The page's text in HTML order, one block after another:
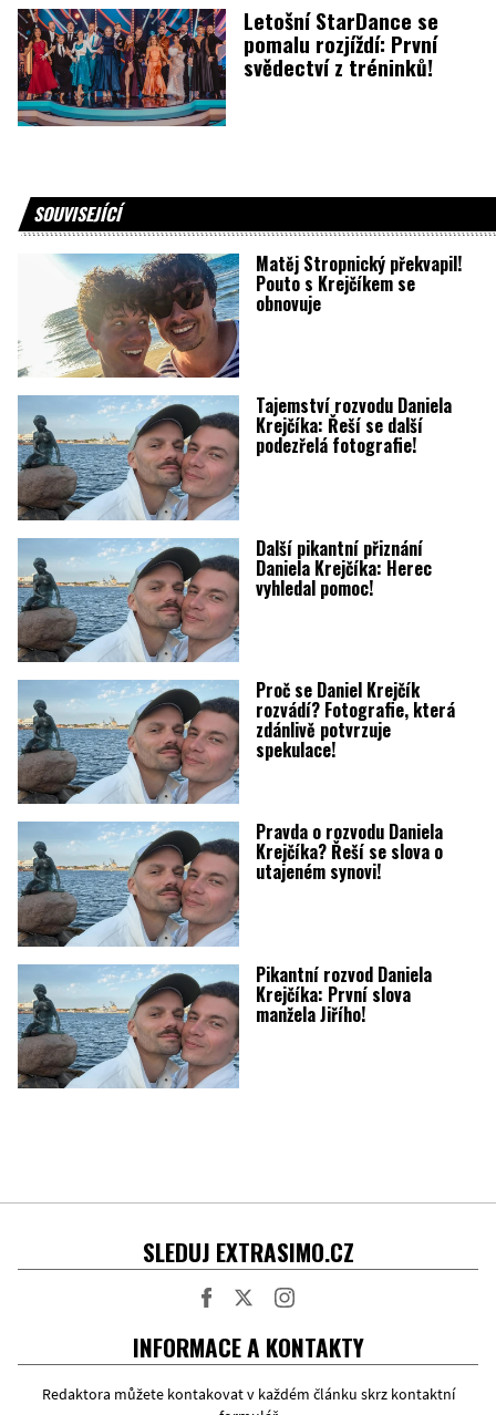
Letošní StarDance se
pomalu rozjíždí: První
svědectví z tréninků!
SOUVISEJÍCÍ
Matěj Stropnický překvapil!
Pouto s Krejčíkem se
obnovuje
Tajemství rozvodu Daniela
Krejčíka: Řeší se další
podezřelá fotografie!
Další pikantní přiznání
Daniela Krejčíka: Herec
vyhledal pomoc!
Proč se Daniel Krejčík
rozvádí? Fotografie, která
zdánlivě potvrzuje
spekulace!
Pravda o rozvodu Daniela
Krejčíka? Řeší se slova o
utajeném synovi!
Pikantní rozvod Daniela
Krejčíka: První slova
manžela Jiřího!
SLEDUJ EXTRASIMO.CZ
INFORMACE A KONTAKTY
Redaktora můžete kontakovat v každém článku skrz kontaktní